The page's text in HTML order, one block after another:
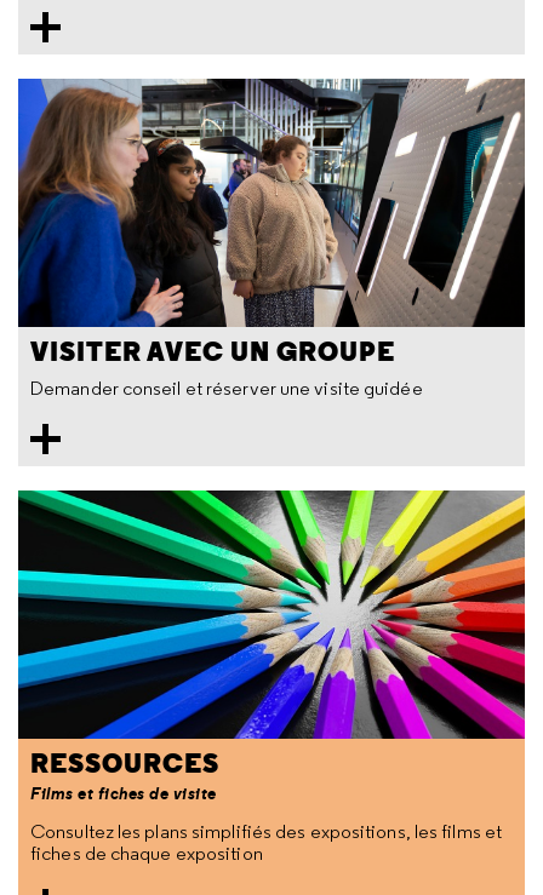
VISITER AVEC UN GROUPE
Demander conseil et réserver une visite guidée
RESSOURCES
Films et fiches de visite
Consultez les plans simplifiés des expositions, les films et
fiches de chaque exposition